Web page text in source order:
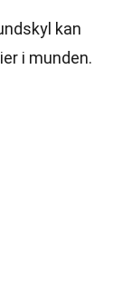
kan
i munden.